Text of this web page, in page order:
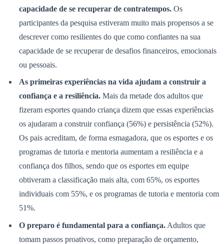
Ceará
capacidade de se recuperar de contratempos.Os
participantes da pesquisa estiveram muito mais propensos a se
descrever como resilientes do que como confiantes na sua
capacidade de se recuperar de desafios financeiros, emocionais
ou pessoais.
As primeiras experiências na vida ajudam a construir a
confiança e a resiliência.Mais da metade dos adultos que
fizeram esportes quando criança dizem que essas experiências
os ajudaram a construir confiança (56%) e persistência (52%).
Os pais acreditam, de forma esmagadora, que os esportes e os
programas de tutoria e mentoria aumentam a resiliência e a
confiança dos filhos, sendo que os esportes em equipe
obtiveram a classificação mais alta, com 65%, os esportes
individuais com 55%, e os programas de tutoria e mentoria com
51%.
O preparo é fundamental para a confiança.Adultos que
tomam passos proativos, como preparação de orçamento,